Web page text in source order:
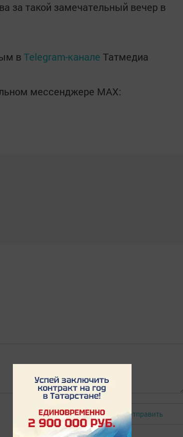
за такой замечательный вечер в
в Telegram-канале Татмедиа
мессенджере MАХ:
Авторизоваться Отправить